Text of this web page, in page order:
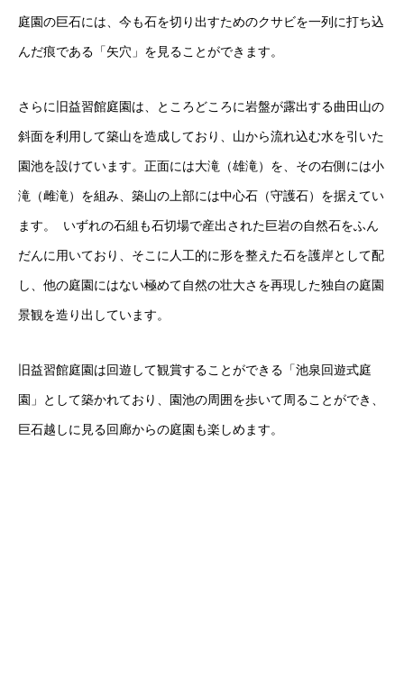
庭園の巨石には、今も石を切り出すためのクサビを一列に打ち込
んだ痕である「矢穴」を見ることができます。
さらに旧益習館庭園は、ところどころに岩盤が露出する曲田山の
斜面を利用して築山を造成しており、山から流れ込む水を引いた
園池を設けています。正面には大滝（雄滝）を、その右側には小
滝（雌滝）を組み、築山の上部には中心石（守護石）を据えてい
ます。 いずれの石組も石切場で産出された巨岩の自然石をふん
だんに用いており、そこに人工的に形を整えた石を護岸として配
し、他の庭園にはない極めて自然の壮大さを再現した独自の庭園
景観を造り出しています。
旧益習館庭園は回遊して観賞することができる「池泉回遊式庭
園」として築かれており、園池の周囲を歩いて周ることができ、
巨石越しに見る回廊からの庭園も楽しめます。